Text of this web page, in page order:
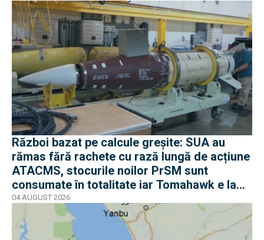
Război bazat pe calcule greșite: SUA au
rămas fără rachete cu rază lungă de acțiune
ATACMS, stocurile noilor PrSM sunt
consumate în totalitate iar Tomahawk e la
jumătate
04 AUGUST 2026